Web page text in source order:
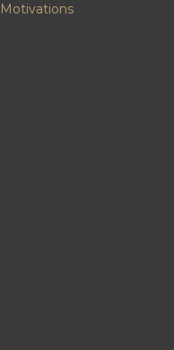
Motivations